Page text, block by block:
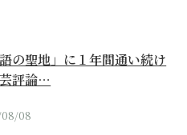
語の聖地」に１年間通い続け
評論…
08